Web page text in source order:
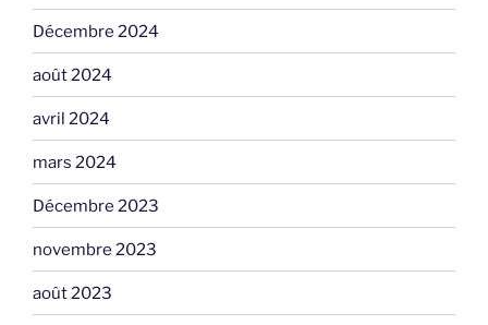
Décembre 2024
août 2024
avril 2024
mars 2024
Décembre 2023
novembre 2023
août 2023